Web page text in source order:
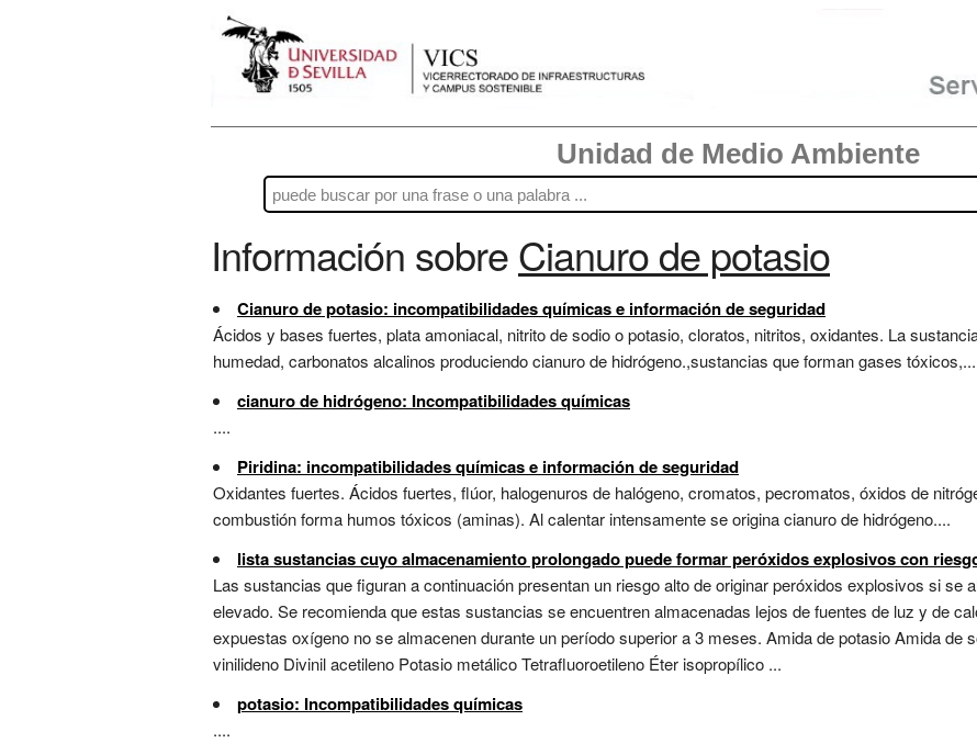
Unidad de Medio Ambiente
Información sobreCianuro de potasio
Cianuro de potasio: incompatibilidades químicas e información de seguridad
Ácidos y bases fuertes, plata amoniacal, nitrito de sodio o potasio, cloratos, nitritos, oxidantes. La
humedad, carbonatos alcalinos produciendo cianuro de hidrógeno.,sustancias que forman gases tóxicos,...
cianuro de hidrógeno: Incompatibilidades químicas
....
Piridina: incompatibilidades químicas e información de seguridad
Oxidantes fuertes. Ácidos fuertes, flúor, halogenuros de halógeno, cromatos, pecromatos, óxidos de
combustión forma humos tóxicos (aminas). Al calentar intensamente se origina cianuro de hidrógeno....
lista sustancias cuyo almacenamiento prolongado puede formar peróxidos explosivos con
Las sustancias que figuran a continuación presentan un riesgo alto de originar peróxidos explosivos si se
elevado. Se recomienda que estas sustancias se encuentren almacenadas lejos de fuentes de luz y de
expuestas oxígeno no se almacenen durante un período superior a 3 meses. Amida de potasio Amida de
vinilideno Divinil acetileno Potasio metálico Tetrafluoroetileno Éter isopropílico ...
potasio: Incompatibilidades químicas
....